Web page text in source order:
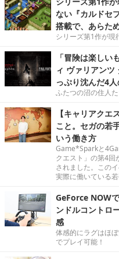
ない『カルドセ
搭載で、あらた
シリーズ第1作が現
「冒険は楽しい
ィ ヴァリアン
っぷり沈んだ4
ふたつの沼の住人
【キャリアクエ
こと。セガの若
いう働き方
Game*Sparkと
クエスト」の第4回
されました。この
実際に働いている
GeForce NOW
ンドルコントロ
感
体感的にラグはほ
でプレイ可能！